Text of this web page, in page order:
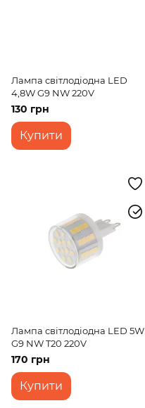
Лампа світлодіодна LED
4,8W G9 NW 220V
130 грн
Купити
Лампа світлодіодна LED 5W
G9 NW T20 220V
170 грн
Купити